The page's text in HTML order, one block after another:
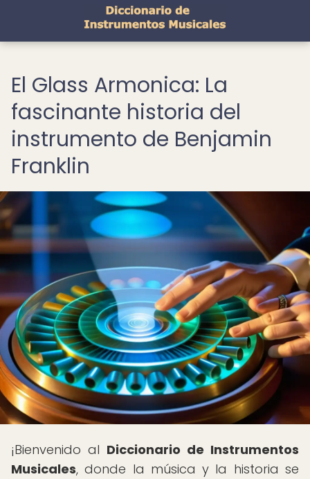
El Glass Armonica: La
fascinante historia del
instrumento de Benjamin
Franklin
¡Bienvenido al Diccionario de Instrumentos
Musicales, donde la música y la historia se